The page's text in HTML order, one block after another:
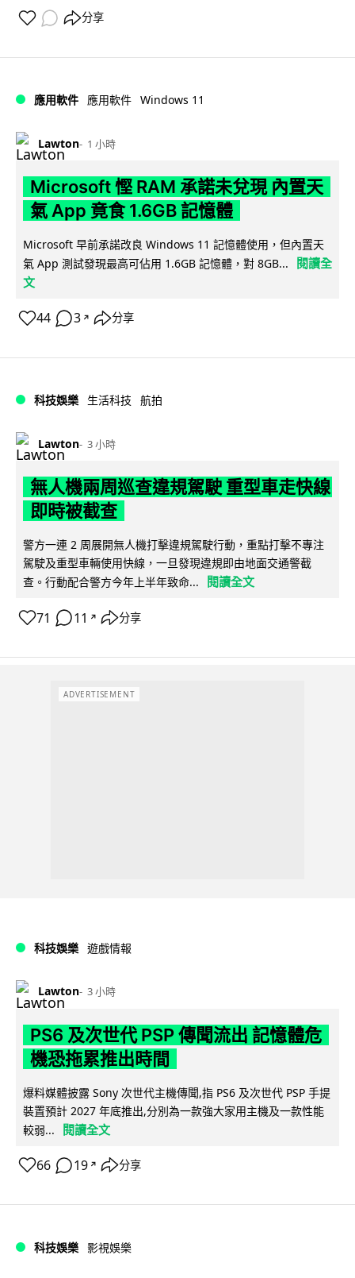
分享
應用軟件 應用軟件 Windows 11
Lawton 1 小時
Microsoft 慳 RAM 承諾未兌現 內置天
氣 App 竟食 1.6GB 記憶體
Microsoft 早前承諾改良 Windows 11 記憶體使用，但內置天
氣 App 測試發現最高可佔用 1.6GB 記憶體，對 8GB...
閱讀全
文
44 3 ↗ 分享
科技娛樂 生活科技 航拍
Lawton 3 小時
無人機兩周巡查違規駕駛 重型車走快線
即時被截查
警方一連 2 周展開無人機打擊違規駕駛行動，重點打擊不專注
駕駛及重型車輛使用快線，一旦發現違規即由地面交通警截
查。行動配合警方今年上半年致命...
閱讀全文
71 11 ↗ 分享
ADVERTISEMENT
科技娛樂 遊戲情報
Lawton 3 小時
PS6 及次世代 PSP 傳聞流出 記憶體危
機恐拖累推出時間
爆料媒體披露 Sony 次世代主機傳聞,指 PS6 及次世代 PSP 手提
裝置預計 2027 年底推出,分別為一款強大家用主機及一款性能
較弱...
閱讀全文
66 19 ↗ 分享
科技娛樂 影視娛樂